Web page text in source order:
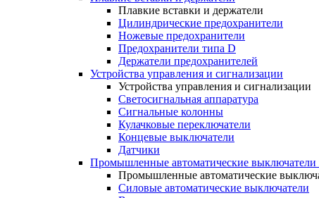
Плавкие вставки и держатели
Цилиндрические предохранители
Ножевые предохранители
Предохранители типа D
Держатели предохранителей
Устройства управления и сигнализации
Устройства управления и сигнализации
Светосигнальная аппаратура
Сигнальные колонны
Кулачковые переключатели
Концевые выключатели
Датчики
Промышленные автоматические выключатели
Промышленные автоматические
Силовые автоматические выключатели